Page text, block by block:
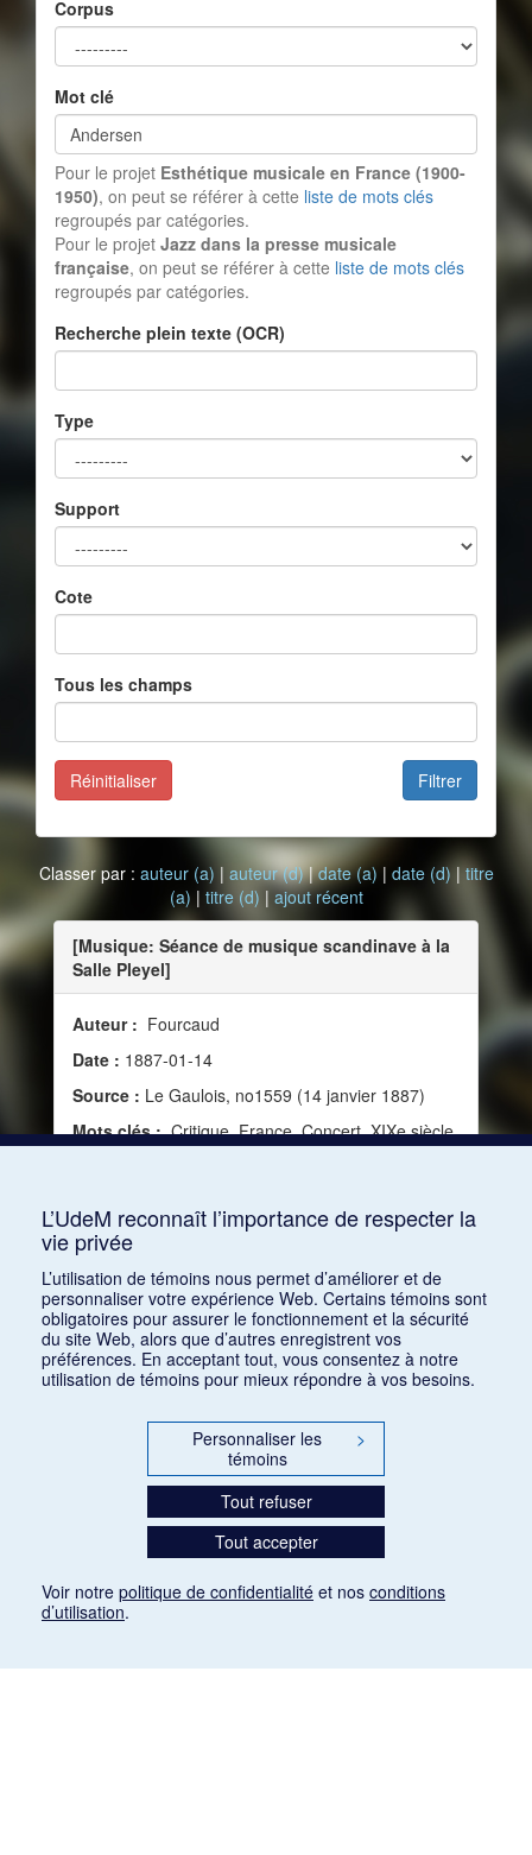
Corpus
Mot clé
Pour le projet Esthétique musicale en France (1900-
1950), on peut se référer à cette liste de mots clés
regroupés par catégories.
Pour le projet Jazz dans la presse musicale
française, on peut se référer à cette liste de mots clés
regroupés par catégories.
Recherche plein texte (OCR)
Type
Support
Cote
Tous les champs
Filtrer
Réinitialiser
Classer par : auteur (a) | auteur (d)|date (a) | date (d) | titre
(a) | titre (d) | ajout récent
[Musique: Séance de musique scandinave à la
Salle Pleyel]
Auteur : Fourcaud
Date : 1887-01-14
Source : Le Gaulois, no1559 (14 janvier 1887)
Mots clés :Critique, France, Concert, XIXe siècle,
L’UdeM reconnaît l’importance de respecter la
vie privée
L’utilisation de témoins nous permet d’améliorer et de
personnaliser votre expérience Web. Certains témoins sont
obligatoires pour assurer le fonctionnement et la sécurité
du site Web, alors que d’autres enregistrent vos
préférences. En acceptant tout, vous consentez à notre
utilisation de témoins pour mieux répondre à vos besoins.
Personnaliser les
témoins
>
Tout refuser
Tout accepter
Voir notre politique de confidentialité et nos conditions
d’utilisation.